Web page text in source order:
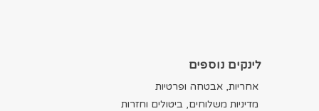
לינקים נוספים
אחריות, אבטחה ופרטיות
מדיניות משלוחים, ביטולים וחזרות